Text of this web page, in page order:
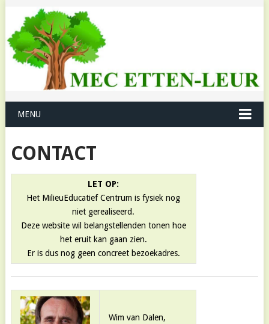
MENU
CONTACT
LET OP:
Het MilieuEducatief Centrum is fysiek nog
niet gerealiseerd.
Deze website wil belangstellenden tonen hoe
het eruit kan gaan zien.
Er is dus nog geen concreet bezoekadres.
Wim van Dalen,